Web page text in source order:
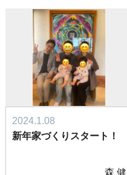
2024.1.08
新年家づくりスタート！
森 健